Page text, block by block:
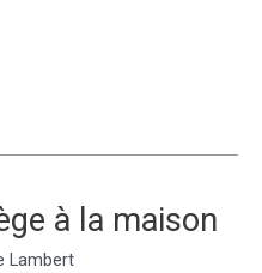
à la maison
Lambert